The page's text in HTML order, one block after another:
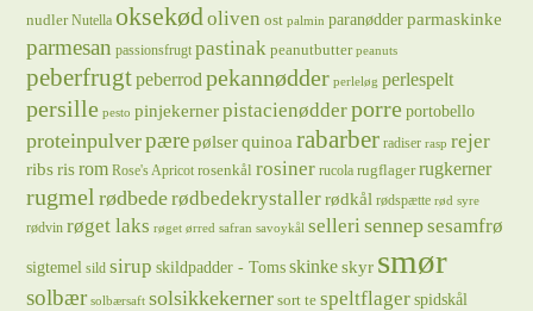
nudler Nutella oksekødoliven ost palmin paranødder parmaskinke
parmesan passionsfrugt pastinak peanutbutter peanuts
peberfrugtpeberrodpekannødder perleløg perlespelt
persille pesto pinjekerner pistacienødderporre portobello
proteinpulverpære pølser quinoa rabarber radiser rasp rejer
ribs risrom Rose's Apricot rosenkål rosiner rucola rugflager rugkerner
rugmel rødbederødbedekrystallerrødkål rødspætte rød syre
rødvin røget laks røget ørred safran savoykål sellerisennepsesamfrø
sigtemel sild sirup skildpadder - Toms skinke skyr smør
solbær solbærsaft solsikkekerner sort te speltflager spidskål